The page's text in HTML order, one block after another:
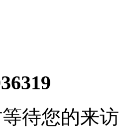
待您的来访